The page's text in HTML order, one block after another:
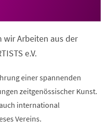
wir Arbeiten aus der
e.V.
einer spannenden
zeitgenössischer Kunst.
international
Vereins.